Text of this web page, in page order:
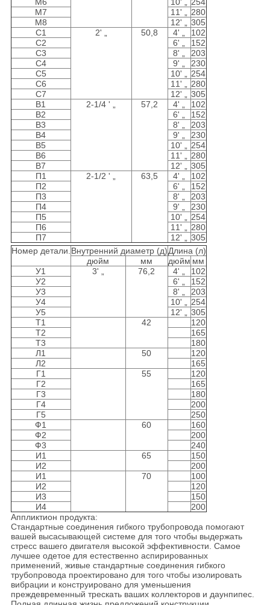
М6
10' „ 254
М7
11' „ 280
М8
12' „ 305
С1
2' „ 50,8 4' „
102
С2
6' „
152
С3
8' „
203
С4
9' „
230
С5
10' „ 254
С6
11' „ 280
С7
12' „ 305
В1
2-1/4 ' „ 57,2 4' „
102
В2
6' „
152
В3
8' „
203
В4
9' „
230
В5
10' „ 254
В6
11' „ 280
В7
12' „ 305
П1
2-1/2 ' „ 63,5 4' „
102
П2
6' „
152
П3
8' „
203
П4
9' „
230
П5
10' „ 254
П6
11' „ 280
П7
12' „ 305
Номер детали.Внутренний диаметр (д)Длина (л)
дюйм
мм дюйм мм
У1
3' „ 76,2 4' „
102
У2
6' „
152
У3
8' „
203
У4
10' „ 254
У5
12' „ 305
Т1
42
120
Т2
165
Т3
180
Л1
50
120
Л2
165
Г1
55
120
Г2
165
Г3
180
Г4
200
Г5
250
Ф1
60
160
Ф2
200
Ф3
240
И1
65
150
И2
200
И1
70
100
И2
120
И3
150
И4
200
Аппликтион продукта:
Стандартные соединения гибкого трубопровода помогают
вашей высасывающей системе для того чтобы выдержать
стресс вашего двигателя высокой эффективности. Самое
лучшее одетое для естественно аспирированных
применений, живые стандартные соединения гибкого
трубопровода проектировано для того чтобы изолировать
вибрации и конструировано для уменьшения
преждевременный трескать ваших коллекторов и даунпипес.